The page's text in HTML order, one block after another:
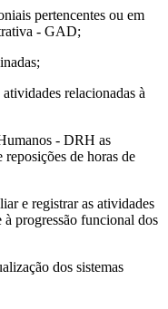
pertencentes ou em
- GAD;
relacionadas à
- DRH as
reposições de horas de
e registrar as atividades
à progressão funcional dos
dos sistemas